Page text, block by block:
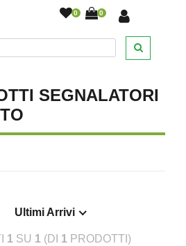
0 0
////
SEGNALATORI
Ultimi Arrivi
1 SU 1 (DI 1 PRODOTTI)